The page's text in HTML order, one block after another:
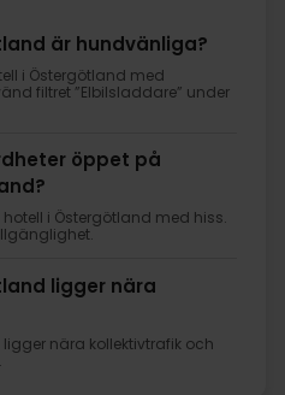
är hundvänliga?
i Östergötland med
filtret ”Elbilsladdare” under
öppet på
i Östergötland med hiss.
ligger nära
nära kollektivtrafik och